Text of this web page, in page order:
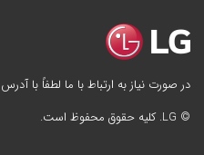
در صورت نیاز به ارتباط با ما لطفاً با آدرس info@lgblog.ir با ما در ارتباط باشید.
© LG. کلیه حقوق محفوظ است.